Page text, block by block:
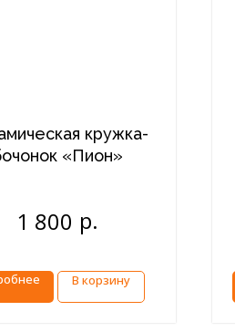
кружка-
«Пион»
1 800 р.
В корзину